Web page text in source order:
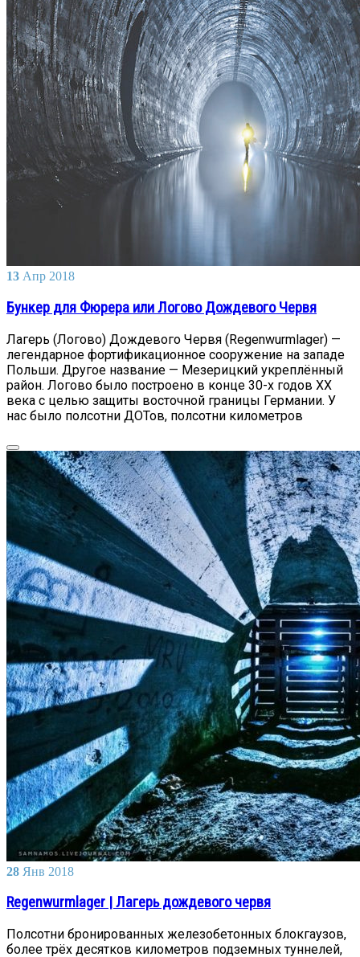
13 Апр 2018
Бункер для Фюрера или Логово Дождевого Червя
Лагерь (Логово) Дождевого Червя (Regenwurmlager) —
легендарное фортификационное сооружение на западе
Польши. Другое название — Мезерицкий укреплённый
район. Логово было построено в конце 30-х годов XX
века с целью защиты восточной границы Германии. У
нас было полсотни ДОТов, полсотни километров
28 Янв 2018
Regenwurmlager | Лагерь дождевого червя
Полсотни бронированных железобетонных блокгаузов,
более трёх десятков километров подземных туннелей,